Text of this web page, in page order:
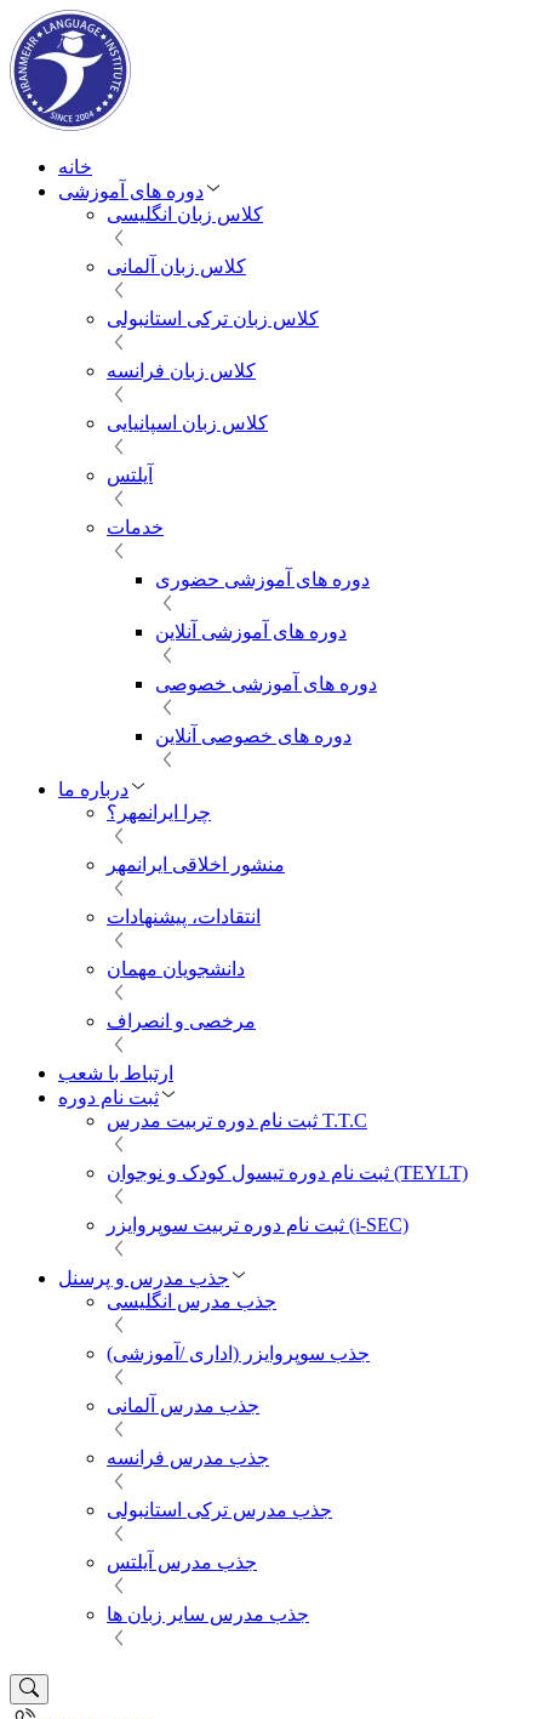
خانه
دوره های آموزشی
کلاس زبان انگلیسی
کلاس زبان آلمانی
کلاس زبان ترکی استانبولی
کلاس زبان فرانسه
کلاس زبان اسپانیایی
آیلتس
خدمات
دوره های آموزشی حضوری
دوره های آموزشی آنلاین
دوره های آموزشی خصوصی
دوره های خصوصی آنلاین
درباره ما
چرا ایرانمهر؟
منشور اخلاقی ایرانمهر
انتقادات، پیشنهادات
دانشجویان مهمان
مرخصی و انصراف
ارتباط با شعب
ثبت نام دوره
ثبت نام دوره تربیت مدرس T.T.C
ثبت نام دوره تیسول کودک و نوجوان (TEYLT)
ثبت نام دوره تربیت سوپروایزر (i-SEC)
جذب مدرس و پرسنل
جذب مدرس انگلیسی
جذب سوپروایزر (اداری /آموزشی)
جذب مدرس آلمانی
جذب مدرس فرانسه
جذب مدرس ترکی استانبولی
جذب مدرس آیلتس
جذب مدرس سایر زبان ها